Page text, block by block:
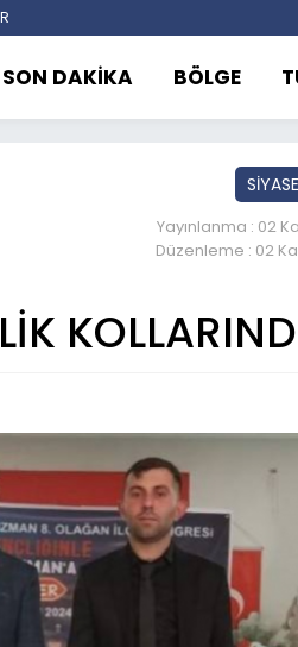
SON DAKİKA BÖLGE
Yayınlanma : 02
Düzenleme : 02